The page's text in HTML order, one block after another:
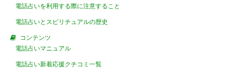
電話占いを利用する際に注意すること
電話占いとスピリチュアルの歴史
コンテンツ
電話占いマニュアル
電話占い新着応援クチコミ一覧